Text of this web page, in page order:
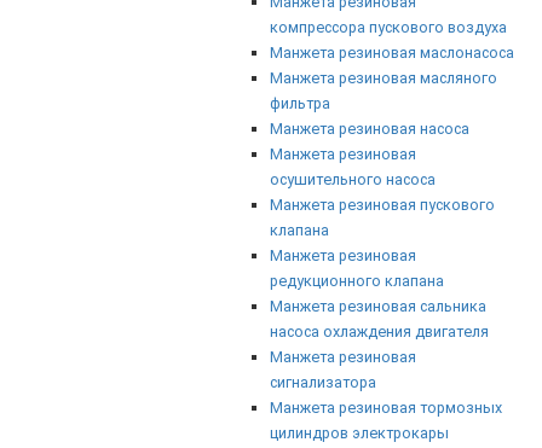
компрессора пускового воздуха
Манжета резиновая маслонасоса
Манжета резиновая масляного
фильтра
Манжета резиновая насоса
Манжета резиновая
осушительного насоса
Манжета резиновая пускового
клапана
Манжета резиновая
редукционного клапана
Манжета резиновая сальника
насоса охлаждения двигателя
Манжета резиновая
сигнализатора
Манжета резиновая тормозных
цилиндров электрокары